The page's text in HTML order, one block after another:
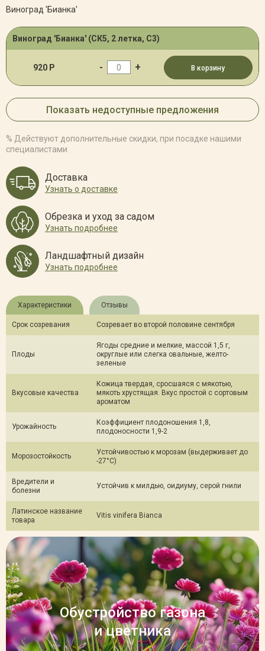
Виноград 'Бианка'
Виноград 'Бианка' (СК5, 2 летка, С3)
920 Р - + В корзину
Показать недоступные предложения
% Действуют дополнительные скидки, при посадке нашими
специалистами
Доставка
Узнать о доставке
Обрезка и уход за садом
Узнать подробнее
Ландшафтный дизайн
Узнать подробнее
Характеристики Отзывы
Срок созревания Созревает во второй половине сентября
Плоды
Ягоды средние и мелкие, массой 1,5 г,
округлые или слегка овальные, желто-
зеленые
Вкусовые качества
Кожица твердая, сросшаяся с мякотью,
мякоть хрустящая. Вкус простой с сортовым
ароматом
Урожайность
Коэффициент плодоношения 1,8,
плодоносности 1,9-2
Морозостойкость
Устойчивостью к морозам (выдерживает до
-27°С)
Вредители и
болезни
Устойчив к милдью, оидиуму, серой гнили
Латинское название
товара
Vitis vinifera Bianca
Обустройство газона
и цветника